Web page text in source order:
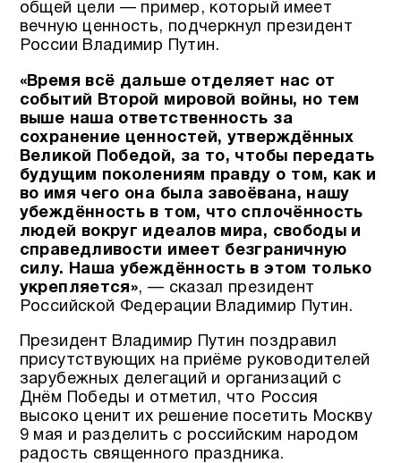
общей цели — пример, который имеет
вечную ценность, подчеркнул президент
России Владимир Путин.
«Время всё дальше отделяет нас от
событий Второй мировой войны, но тем
выше наша ответственность за
сохранение ценностей, утверждённых
Великой Победой, за то, чтобы передать
будущим поколениям правду о том, как и
во имя чего она была завоёвана, нашу
убеждённость в том, что сплочённость
людей вокруг идеалов мира, свободы и
справедливости имеет безграничную
силу. Наша убеждённость в этом только
укрепляется», — сказал президент
Российской Федерации Владимир Путин.
Президент Владимир Путин поздравил
присутствующих на приёме руководителей
зарубежных делегаций и организаций с
Днём Победы и отметил, что Россия
высоко ценит их решение посетить Москву
9 мая и разделить с российским народом
радость священного праздника.